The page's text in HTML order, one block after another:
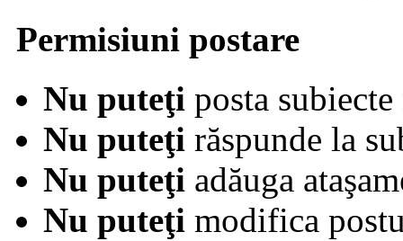
Permisiuni postare
Nu puteţi posta
Nu puteţi răspunde la
Nu puteţi adăuga
Nu puteţi modifica